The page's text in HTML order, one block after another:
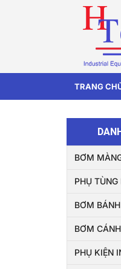
TRANG
BƠM
PHỤ
BƠM
BƠM
PHỤ KIỆN